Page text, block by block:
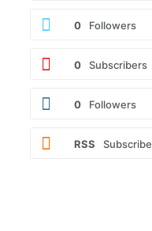
0 Followers
0 Subscribers
0 Followers
RSS Subscribe